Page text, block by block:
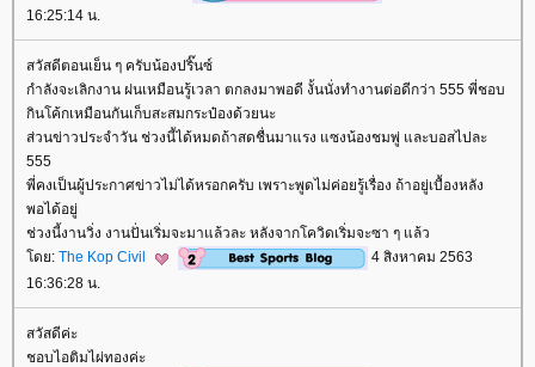
16:25:14 น.
สวัสดีตอนเย็น ๆ ครับน้องปริ๊นซ์
กำลังจะเลิกงาน ฝนเหมือนรู้เวลา ตกลงมาพอดี งั้นนั่งทำงานต่อดีกว่า 555 พี่ชอบ
กินโค้กเหมือนกันเก็บสะสมกระป๋องด้วยนะ
ส่วนข่าวประจำวัน ช่วงนี้ได้หมดถ้าสดชื่นมาแรง แซงน้องชมพู่ และบอสไปละ
555
พี่คงเป็นผู้ประกาศข่าวไม่ได้หรอกครับ เพราะพูดไม่ค่อยรู้เรื่อง ถ้าอยู่เบื้องหลัง
พอได้อยู่
ช่วงนี้งานวิ่ง งานปั่นเริ่มจะมาแล้วละ หลังจากโควิดเริ่มจะซา ๆ แล้ว
ดย: The Kop Civil
4 สิงหาคม 2563
16:36:28 น.
สวัสดีค่ะ
ชอบไอติมไผ่ทองค่ะ